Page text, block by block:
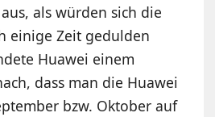
als würden sich die
einige Zeit gedulden
Huawei einem
dass man die Huawei
bzw. Oktober auf